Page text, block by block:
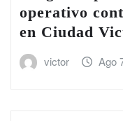
operativo
en Ciudad
victor Ago